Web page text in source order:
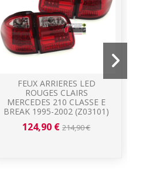
FEUX ARRIERES LED
ROUGES CLAIRS
MERCEDES 210 CLASSE E
BREAK 1995-2002 (Z03101)
124,90 €214,90 €